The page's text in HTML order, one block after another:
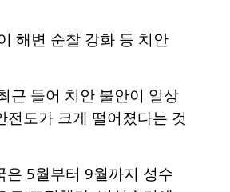
해변 순찰 강화 등 치안
근 들어 치안 불안이 일상
도가 크게 떨어졌다는 것
5월부터 9월까지 성수